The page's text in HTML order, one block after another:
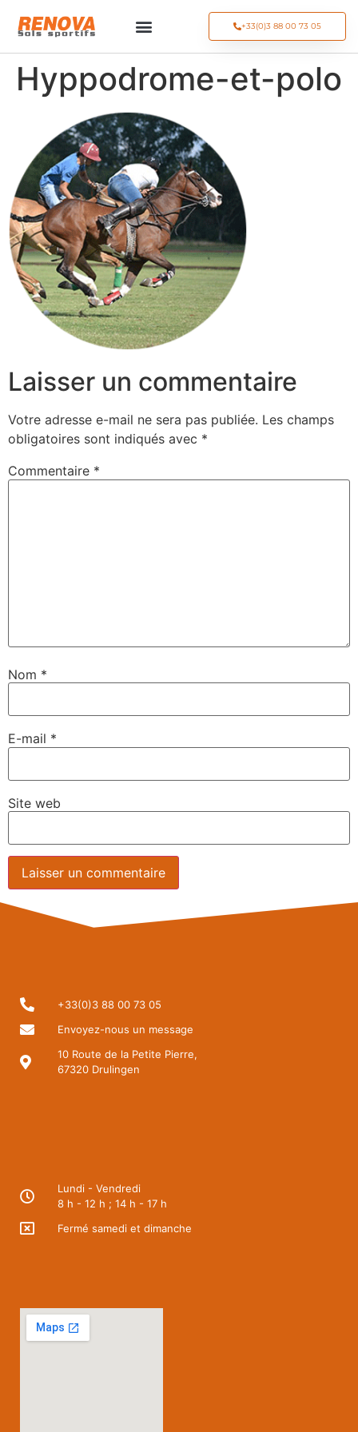
+33(0)3 88 00 73 05
Hyppodrome-et-polo
Laisser un commentaire
Votre adresse e-mail ne sera pas publiée. Les champs
obligatoires sont indiqués avec *
Commentaire *
Nom *
E-mail *
Site web
+33(0)3 88 00 73 05
Envoyez-nous un message
10 Route de la Petite Pierre,
67320 Drulingen
Lundi - Vendredi
8 h - 12 h ; 14 h - 17 h
Fermé samedi et dimanche